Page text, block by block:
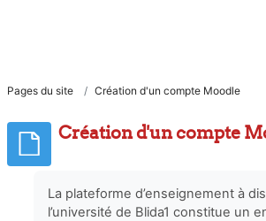
Pages du site Création d'un compte Moodle
Création d'un compte
La plateforme d’enseignement à
l’université de Blida1 constitue un